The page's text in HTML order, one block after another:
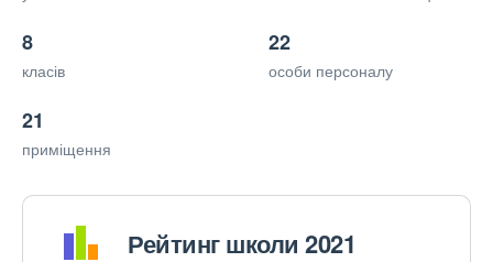
8
класів
22
особи персоналу
21
приміщення
Рейтинг школи 2021